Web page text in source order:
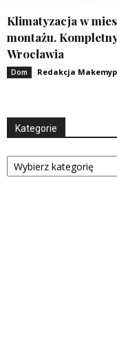
Klimatyzacja w
montażu.
Wrocławia
Dom Redakcja
Kategorie
Kategorie